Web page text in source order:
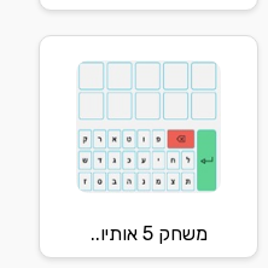
משחק 5 אותיו..